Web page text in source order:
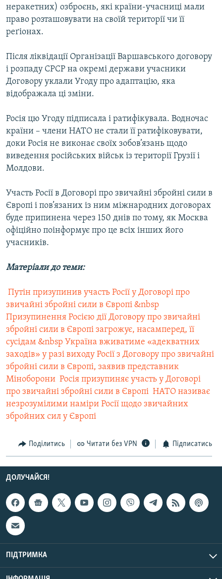
неракетних) озброєнь, які країни-учасниці мали
право розташовувати на своїй території чи її
реґіонах.
Після ліквідації Організації Варшавського договору
і розпаду СРСР на окремі держави учасники
Договору уклали Угоду про адаптацію, яка
відображала ці зміни.
Росія цю Угоду підписала і ратифікувала. Водночас
країни – члени НАТО не стали її ратифіковувати,
доки Росія не виконає своїх зобов’язань щодо
виведення російських військ із території Грузії і
Молдови.
Участь Росії в Договорі про звичайні збройні сили в
Європі і пов’язаних із ним міжнародних договорах
буде припинена через 150 днів по тому, як Москва
офіційно поінформує про це всіх інших його
учасників.
Матеріали до теми:
 Путін призупинив участь Росії у Договорі про
звичайні збройні сили в Європі &nbsp
Призупинення Росією дії Договору про звичайні
збройні сили в Європі загрожує, насамперед, її
сусідам &nbsp Україна вживатиме «адекватних
заходів» у разі виходу Росії з Договору про звичайні
збройні сили в Європі, заявив представник
Міноборони  Росія призупиняє участь у Договорі
про звичайні збройні сили в Європі  НАТО називає
незрозумілими наміри Росії щодо звичайних
збройних сил у Європі
Поділитись Читати без VPN Підписатись
ДОЛУЧАЙСЯ!
ПІДТРИМКА